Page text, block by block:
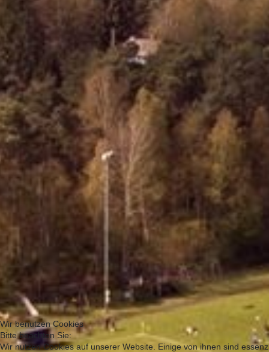
Wir benutzen Cookies
Bitte beachten Sie:
Wir nutzen Cookies auf unserer Website. Einige von ihnen sind